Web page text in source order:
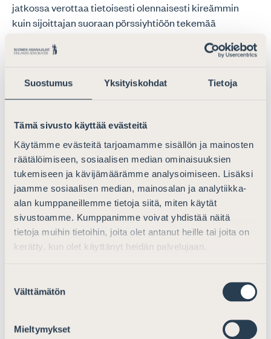
Suostumus Yksityiskohdat Tietoja
Tämä sivusto käyttää evästeitä
Käytämme evästeitä tarjoamamme sisällön ja mainosten
räätälöimiseen, sosiaalisen median ominaisuuksien
tukemiseen ja kävijämäärämme analysoimiseen. Lisäksi
jaamme sosiaalisen median, mainosalan ja analytiikka-
alan kumppaneillemme tietoja siitä, miten käytät
sivustoamme. Kumppanimme voivat yhdistää näitä
tietoja muihin tietoihin, joita olet antanut heille tai joita on
kerätty, kun olet käyttänyt heidän palvelujaan.
valinta
Välttämätön
Mieltymykset
jatkossa verottaa tietoisesti olennaisesti kireämmin
kuin sijoittajan suoraan pörssiyhtiöön tekemää
Suomeen suuntautuvien kiinteistösijoitusten osalta
joissa Suomen verotusoikeus kiinteistöstä suoraan tai
välillisesti saatuun tuloon jää toteutumatta.
Työryhmäraportissa suositetaan kiinteistöihin
sijoittavien erikoissijoitusrahastojen verokohtelun
arviointia siinä vaiheessa, kun Euroopan unionin
tuomioistuin on antanut päätöksen Helsingin hallinto-
oikeuden 9.7.2020 antaman päätöksen (20/1327/3)
mukaisesta ennakkoratkaisupyynnöstä koskien TVL 20
a §:n soveltamista. Työryhmäraportissa suositetaan
erikoissijoitusrahastojen verokohtelun uudistaminen